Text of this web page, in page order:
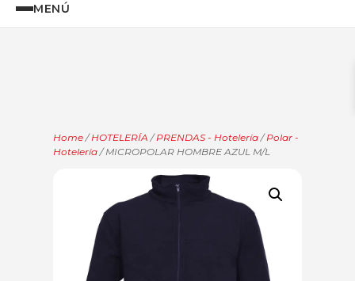
MENÚ
Home /HOTELERÍA /PRENDAS - Hotelería /Polar -
Hotelería / MICROPOLAR HOMBRE AZUL M/L